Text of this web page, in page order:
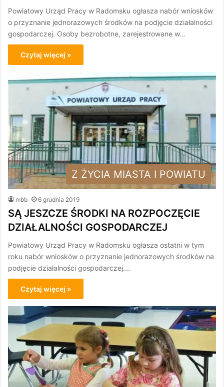
Powiatowy Urząd Pracy w Radomsku ogłasza nabór wniosków
o przyznanie jednorazowych środków na podjęcie działalności
gospodarczej. Osoby bezrobotne, zarejestrowane w…
Czytaj więcej »
Z ŻYCIA MIASTA I POWIATU
mbb 6 grudnia 2019
SĄ JESZCZE ŚRODKI NA ROZPOCZĘCIE
DZIAŁALNOŚCI GOSPODARCZEJ
Powiatowy Urząd Pracy w Radomsku ogłasza ostatni w tym
roku nabór wniosków o przyznanie jednorazowych środków na
podjęcie działalności gospodarczej.…
Czytaj więcej »